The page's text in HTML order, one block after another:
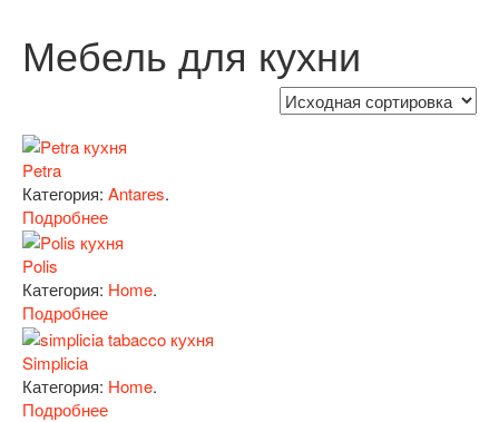
Мебель для кухни
Petra
Категория: Antares.
Подробнее
Polis
Категория: Home.
Подробнее
Simplicia
Категория: Home.
Подробнее